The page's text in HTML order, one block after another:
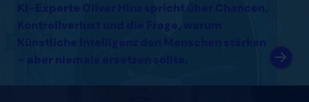
KI-Experte Oliver Hinz spricht über Chancen,
Kontrollverlust und die Frage, warum
Künstliche Intelligenz den Menschen stärken
– aber niemals ersetzen sollte.